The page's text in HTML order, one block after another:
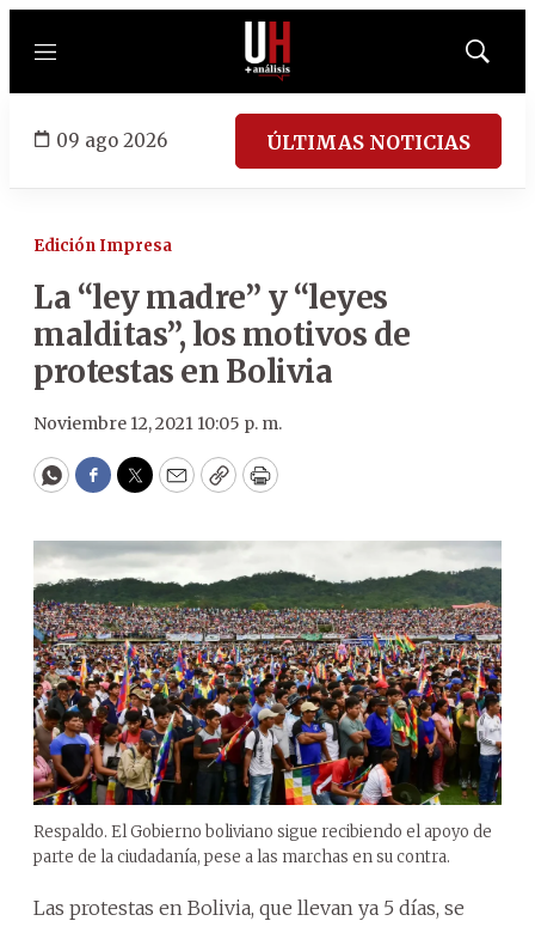
Menú
Mostrar
09 ago 2026 ÚLTIMAS NOTICIAS
Edición Impresa
La “ley madre” y “leyes
malditas”, los motivos de
protestas en Bolivia
Noviembre 12, 2021 10:05 p. m.
WhatsApp
Facebook
Twitter
EmailCopyPrint
Respaldo. El Gobierno boliviano sigue recibiendo el apoyo de
parte de la ciudadanía, pese a las marchas en su contra.
Las protestas en Bolivia, que llevan ya 5 días, se